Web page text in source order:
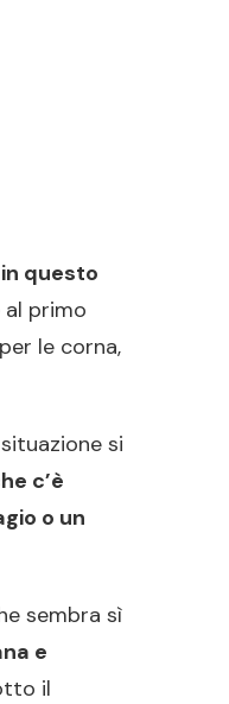
questo
primo
le corna,
si
c’è
o un
sembra sì
e
il